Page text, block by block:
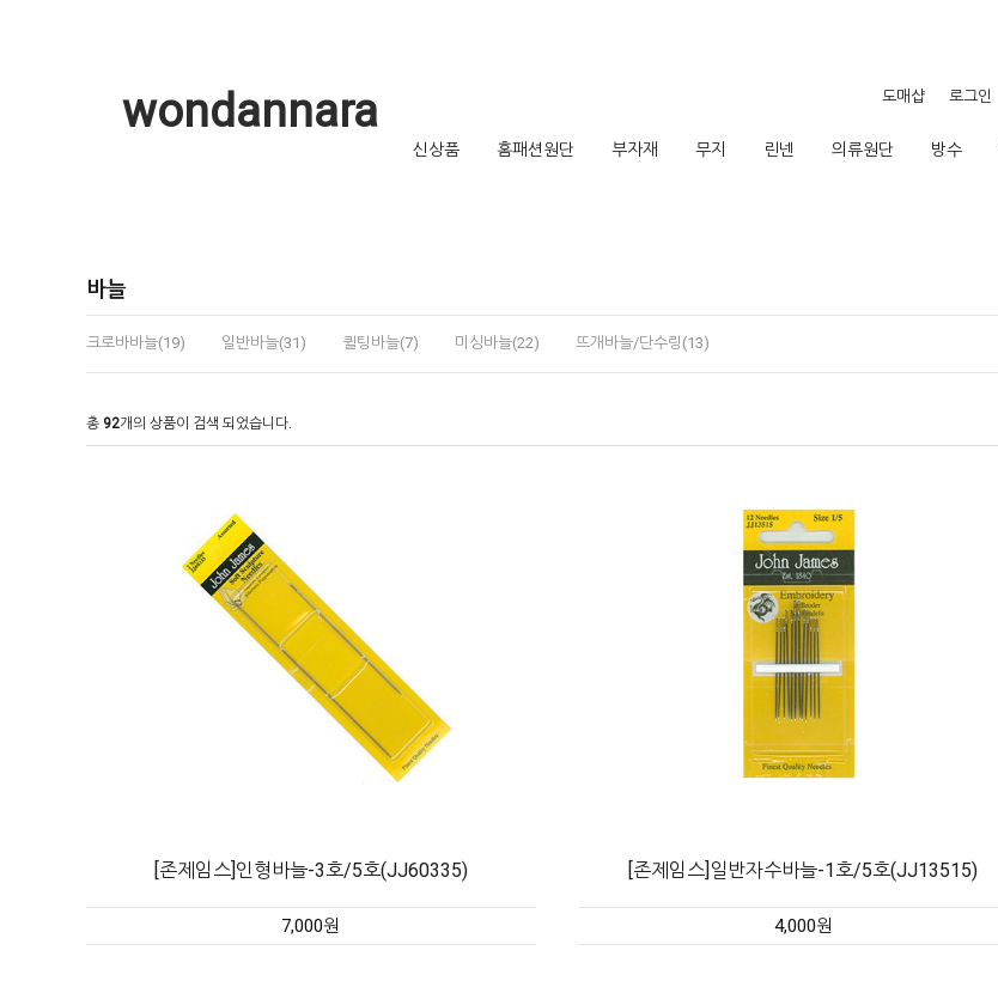
wondannara 도매샵 로그인
신상품 홈패션원단 부자재 무지 린넨 의류원단 방수
바늘
크로바바늘(19) 일반바늘(31) 퀼팅바늘(7) 미싱바늘(22) 뜨개바늘/단수링(13)
총 92개의 상품이 검색 되었습니다.
[존제임스]인형바늘-3호/5호(JJ60335)
7,000원
[존제임스]일반자수바늘-1호/5호(JJ13515)
4,000원